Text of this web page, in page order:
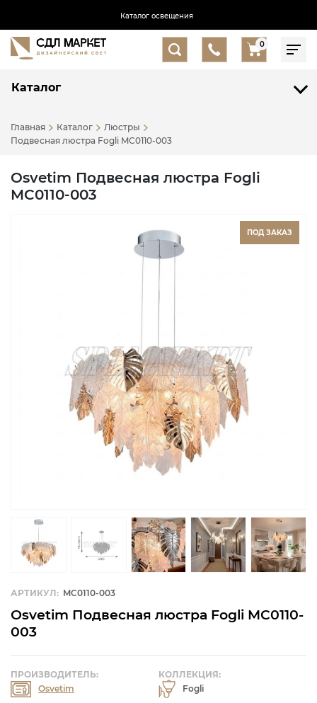
Каталог освещения
0
Каталог
Главная Каталог
Люстры
Подвесная люстра Fogli MC0110-003
Osvetim Подвесная люстра Fogli
MC0110-003
ПОД ЗАКАЗ
АРТИКУЛ: MC0110-003
Osvetim Подвесная люстра Fogli MC0110-
003
КОЛЛЕКЦИЯ:
Fogli
ПРОИЗВОДИТЕЛЬ:
Osvetim